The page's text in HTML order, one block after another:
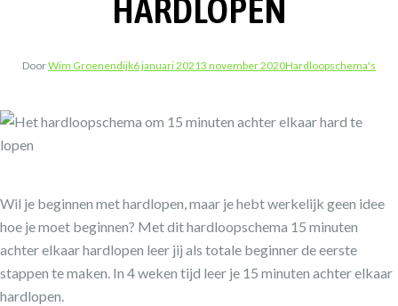
HARDLOPEN
DoorWim Groenendijk6 januari 20213 november 2020Hardloopschema's
Wil je beginnen met hardlopen, maar je hebt werkelijk geen idee
hoe je moet beginnen? Met dit hardloopschema 15 minuten
achter elkaar hardlopen leer jij als totale beginner de eerste
stappen te maken. In 4 weken tijd leer je 15 minuten achter elkaar
hardlopen.